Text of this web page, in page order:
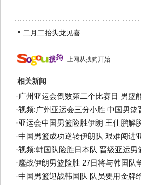
二月二抬头龙见喜
上网从搜狗开始
相关新闻
·广州亚运会倒数第二个比赛日 男篮
·视频:广州亚运会三分小胜 中国男篮
·亚运会中国男篮险胜伊朗 王仕鹏解
·中国男篮成功逆转伊朗队 艰难闯进
·视频:韩国队险胜日本队 晋级亚运男
·鏖战伊朗男篮险胜 27日将与韩国队
·中国男篮迎战韩国队 队员要用金牌